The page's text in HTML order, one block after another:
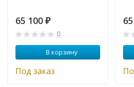
65 100 ₽
0
В корзину
Под заказ